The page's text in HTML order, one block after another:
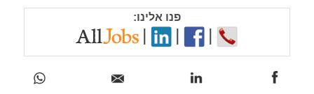
פנו אלינו:
|
|
|